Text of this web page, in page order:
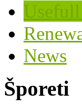
News
Šporeti